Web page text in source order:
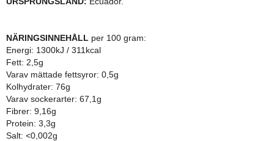
NÄRINGSINNEHÅLL per 100 gram:
Energi: 1300kJ / 311kcal
Fett: 2,5g
Varav mättade fettsyror: 0,5g
Kolhydrater: 76g
Varav sockerarter: 67,1g
Fibrer: 9,16g
Protein: 3,3g
Salt: <0,002g